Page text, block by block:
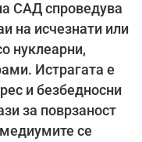
САД спроведува
на исчезнати или
нуклеарни,
Истрагата е
и безбедносни
за поврзаност
се